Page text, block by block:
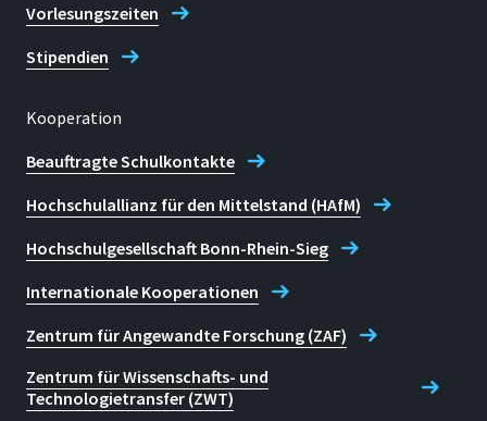
Vorlesungszeiten
Stipendien
Kooperation
Beauftragte Schulkontakte
Hochschulallianz für den Mittelstand (HAfM)
Hochschulgesellschaft Bonn-Rhein-Sieg
Internationale Kooperationen
Zentrum für Angewandte Forschung (ZAF)
Zentrum für Wissenschafts- und
Technologietransfer (ZWT)